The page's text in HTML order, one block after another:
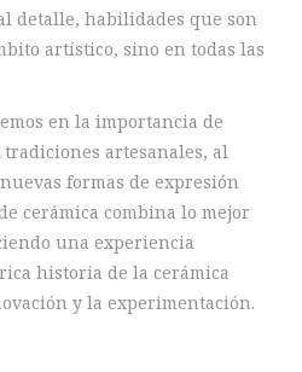
detalle, habilidades que son
artístico, sino en todas las
en la importancia de
artesanales, al
formas de expresión
cerámica combina lo mejor
una experiencia
historia de la cerámica
y la experimentación.